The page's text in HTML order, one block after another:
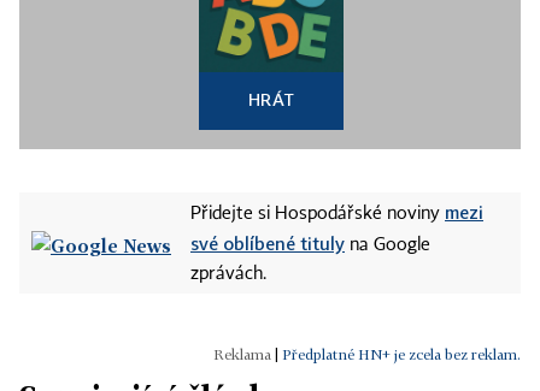
HRÁT
Přidejte si Hospodářské noviny mezi
své oblíbené tituly na Google
zprávách.
Předplatné HN+ je zcela bez reklam.